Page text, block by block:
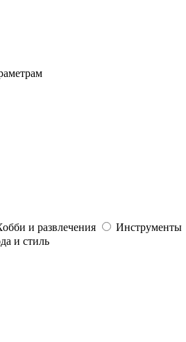
и развлечения Инструменты
и стиль